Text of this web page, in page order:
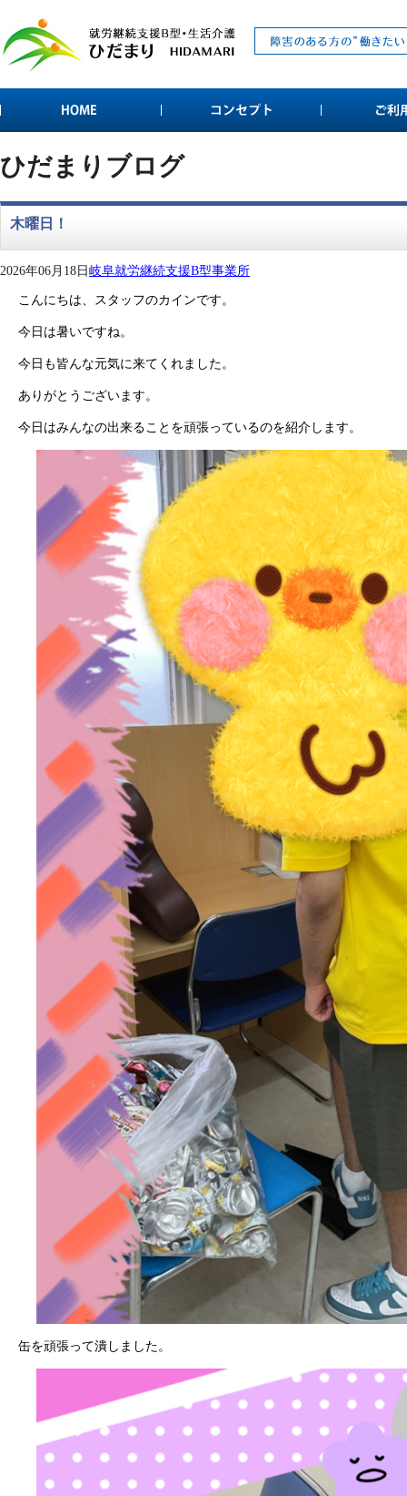
ひだまりブログ
木曜日！
2026年06月18日岐阜就労継続支援B型事業所
こんにちは、スタッフのカインです。
今日は暑いですね。
今日も皆んな元気に来てくれました。
ありがとうございます。
今日はみんなの出来ることを頑張っているのを紹介します。
缶を頑張って潰しました。